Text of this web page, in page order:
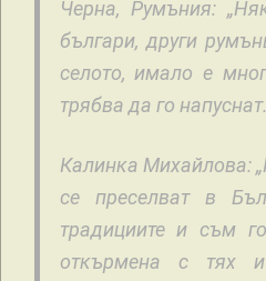
Черна, Румъния:
българи, други
селото, имало е
трябва да го
Калинка Михайлова:
се преселват в
традициите и съм
откърмена с тях